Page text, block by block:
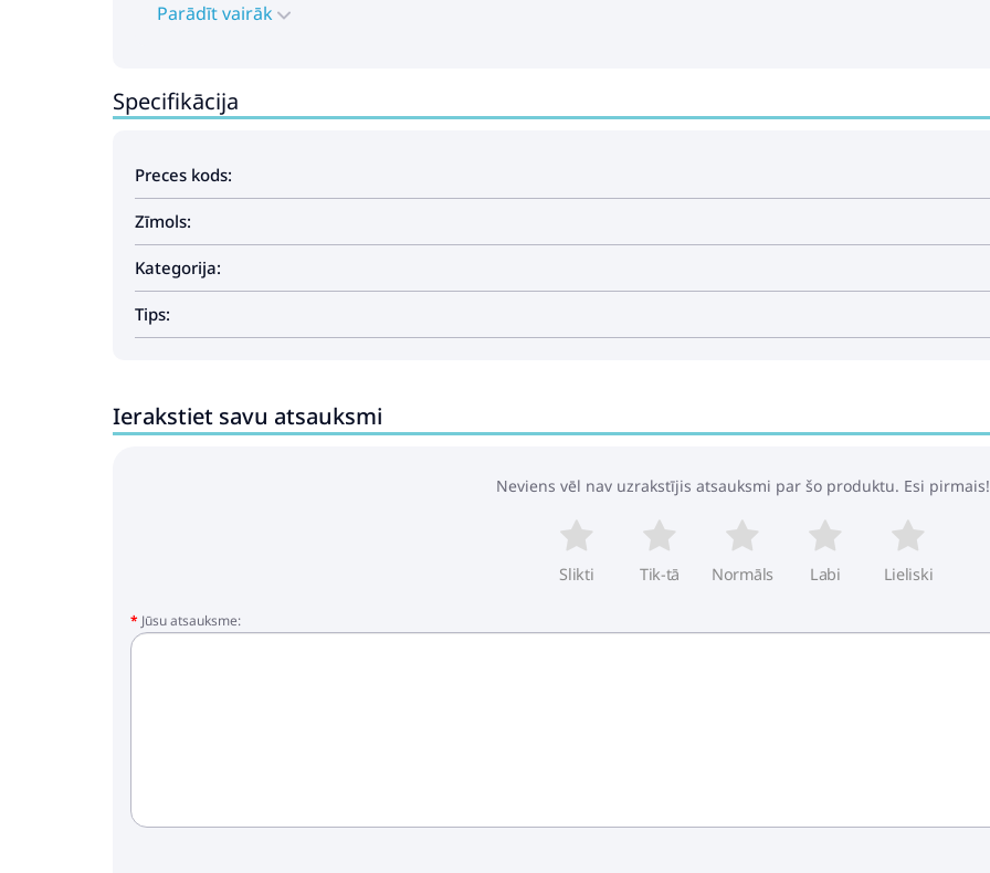
Parādīt vairāk
Specifikācija
Preces kods:
Zīmols:
Kategorija:
Tips:
Ierakstiet savu atsauksmi
Neviens vēl nav uzrakstījis atsauksmi par šo produktu. Esi pirmais!
Slikti Tik-tā Normāls Labi Lieliski
Jūsu atsauksme: